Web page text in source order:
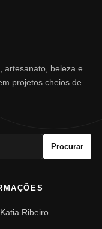
artesanato, beleza e
projetos cheios de
Procurar
Ribeiro